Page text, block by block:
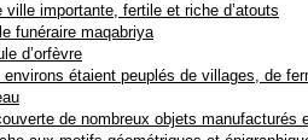
ville importante, fertile et riche d’atouts
funéraire maqabriya
d’orfèvre
environs étaient peuplés de villages, de
de nombreux objets manufacturés